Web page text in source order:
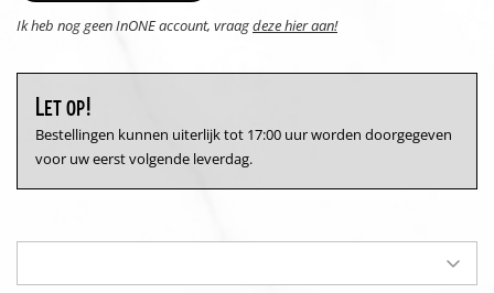
Ik heb nog geen InONE account, vraagdeze hier aan!
Let op!
Bestellingen kunnen uiterlijk tot 17:00 uur worden doorgegeven
voor uw eerst volgende leverdag.